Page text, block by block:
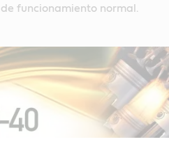
funcionamiento normal.